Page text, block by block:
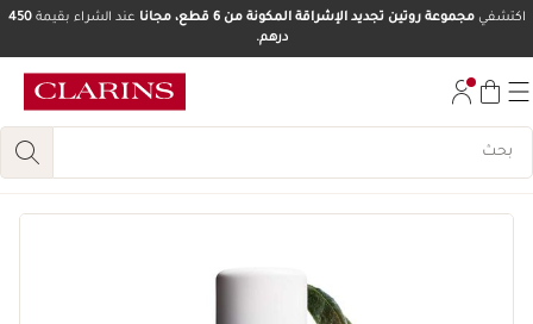
انتقل إلى أسفل الصفحة
اكتشفيمجموعة روتين تجديد الإشراقة المكونة من 6 قطع، مجانا عند الشراء بقيمة450
درهم.